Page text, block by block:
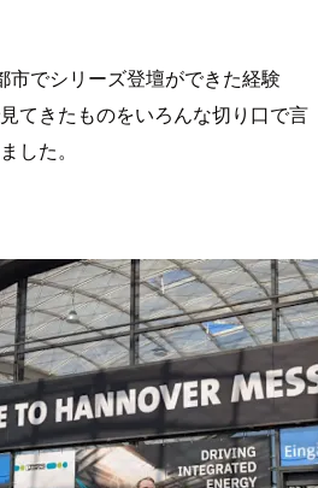
市でシリーズ登壇ができた経験
てきたものをいろんな切り口で言
した。